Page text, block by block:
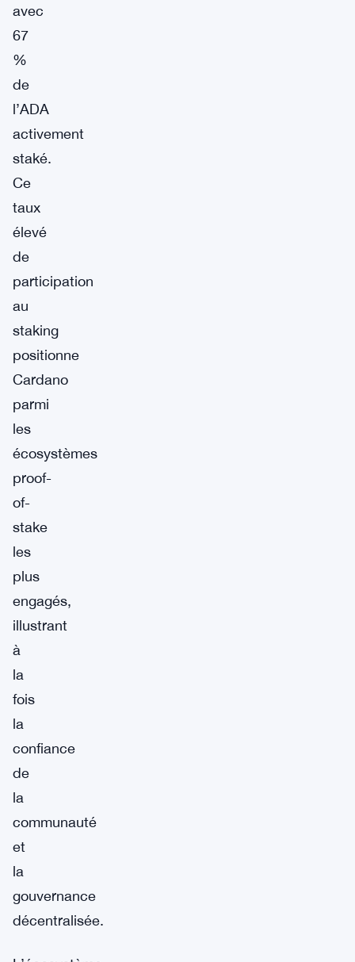
avec
67
%
de
l’ADA
activement
staké.
Ce
taux
élevé
de
participation
au
staking
positionne
Cardano
parmi
les
écosystèmes
proof-
of-
stake
les
plus
engagés,
illustrant
à
la
fois
la
confiance
de
la
communauté
et
la
gouvernance
décentralisée.